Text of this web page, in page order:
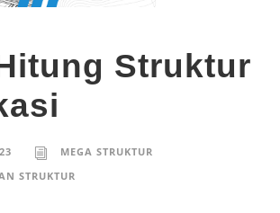
Struktur
MEGA STRUKTUR
STRUKTUR